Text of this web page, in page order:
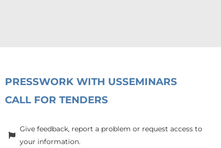
PRESSWORK WITH USSEMINARS
CALL FOR TENDERS
Give feedback, report a problem or request access to
your information.